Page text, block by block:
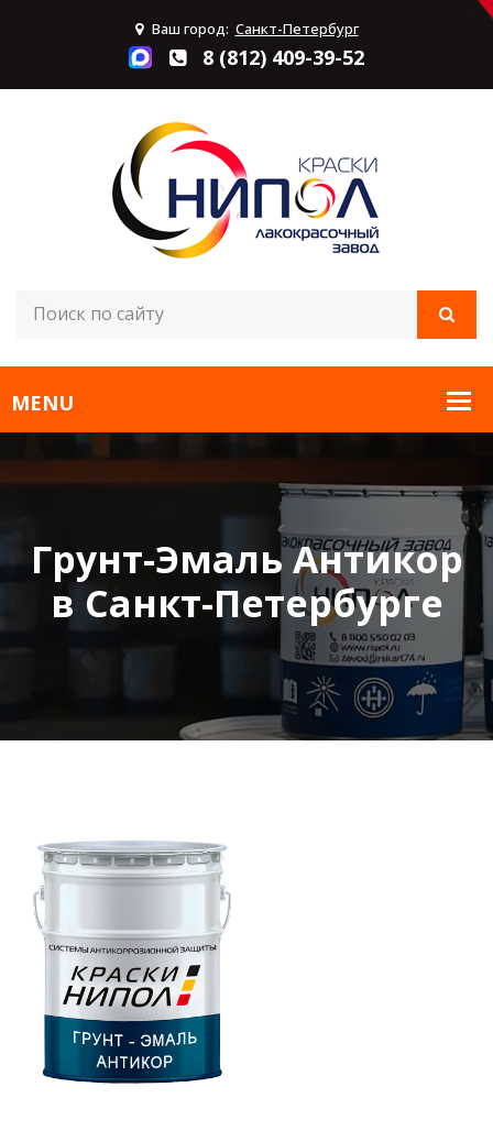
Ваш город: Санкт-Петербург
8 (812) 409-39-52
Грунт-Эмаль Антикор
в Санкт-Петербурге